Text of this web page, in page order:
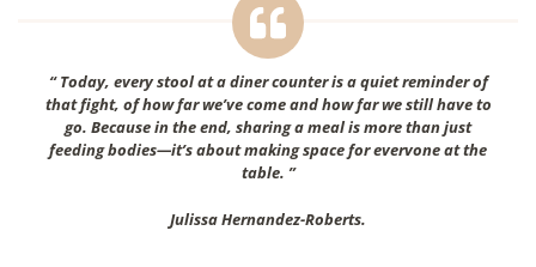
“ Today, every stool at a diner counter is a quiet reminder of
that fight, of how far we’ve come and how far we still have to
go. Because in the end, sharing a meal is more than just
feeding bodies—it’s about making space for evervone at the
table. ”
Julissa Hernandez-Roberts.